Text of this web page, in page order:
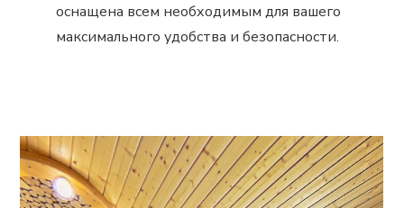
оснащена всем необходимым для вашего
максимального удобства и безопасности.